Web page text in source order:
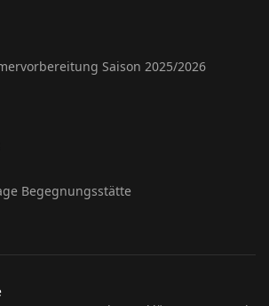
Saison 2025/2026
Begegnungsstätte